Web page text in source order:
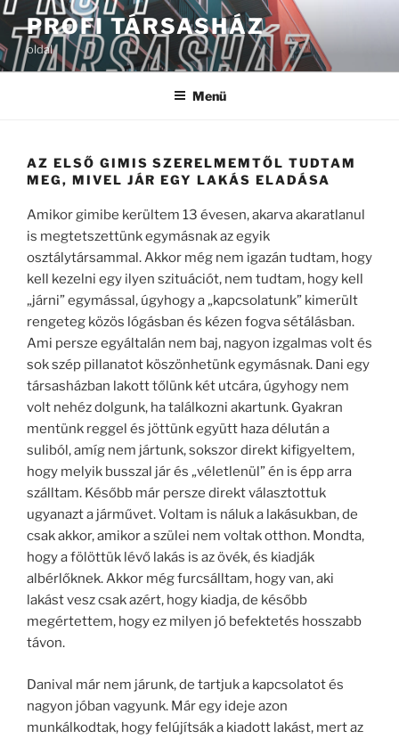
Tartalomhoz
PROFI TÁRSASHÁZ
oldal
Menü
AZ ELSŐ GIMIS SZERELMEMTŐL TUDTAM
MEG, MIVEL JÁR EGY LAKÁS ELADÁSA
Amikor gimibe kerültem 13 évesen, akarva akaratlanul
is megtetszettünk egymásnak az egyik
osztálytársammal. Akkor még nem igazán tudtam, hogy
kell kezelni egy ilyen szituációt, nem tudtam, hogy kell
„járni” egymással, úgyhogy a „kapcsolatunk” kimerült
rengeteg közös lógásban és kézen fogva sétálásban.
Ami persze egyáltalán nem baj, nagyon izgalmas volt és
sok szép pillanatot köszönhetünk egymásnak. Dani egy
társasházban lakott tőlünk két utcára, úgyhogy nem
volt nehéz dolgunk, ha találkozni akartunk. Gyakran
mentünk reggel és jöttünk együtt haza délután a
suliból, amíg nem jártunk, sokszor direkt kifigyeltem,
hogy melyik busszal jár és „véletlenül” én is épp arra
szálltam. Később már persze direkt választottuk
ugyanazt a járművet. Voltam is náluk a lakásukban, de
csak akkor, amikor a szülei nem voltak otthon. Mondta,
hogy a fölöttük lévő lakás is az övék, és kiadják
albérlőknek. Akkor még furcsálltam, hogy van, aki
lakást vesz csak azért, hogy kiadja, de később
megértettem, hogy ez milyen jó befektetés hosszabb
távon.
Danival már nem járunk, de tartjuk a kapcsolatot és
nagyon jóban vagyunk. Már egy ideje azon
munkálkodtak, hogy felújítsák a kiadott lakást, mert az